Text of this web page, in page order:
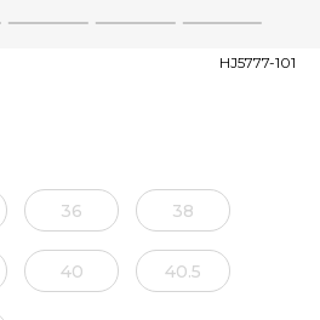
3 4 5
HJ5777-101
36 38
40 40.5